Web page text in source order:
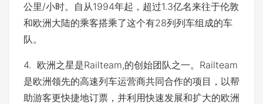
公里/小时。自从1994年起，超过1.3亿名来往于伦敦
和欧洲大陆的乘客搭乘了这个有28列列车组成的车
队。
4. 欧洲之星是Railteam,的创始团队之一。Railteam
是欧洲领先的高速列车运营商共同合作的项目，以帮
助游客更快捷地订票，并利用快速发展和扩大的欧洲